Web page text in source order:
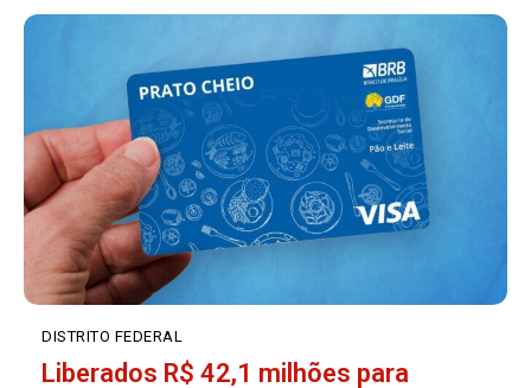
DISTRITO FEDERAL
Liberados R$ 42,1 milhões para